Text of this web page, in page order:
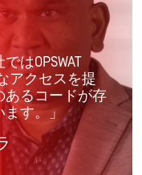
ではOPSWAT
アクセスを提
あるコードが存
す。」